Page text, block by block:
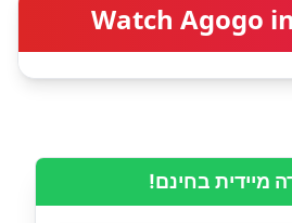
Watch Agogo
מיידית בחינם!